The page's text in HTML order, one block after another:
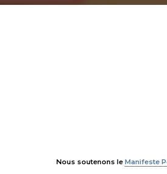
Nous soutenons le Manifeste